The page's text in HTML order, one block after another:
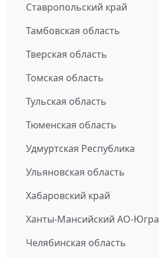
Ставропольский край
Тамбовская область
Тверская область
Томская область
Тульская область
Тюменская область
Удмуртская Республика
Ульяновская область
Хабаровский край
Ханты-Мансийский АО-Югра
Челябинская область